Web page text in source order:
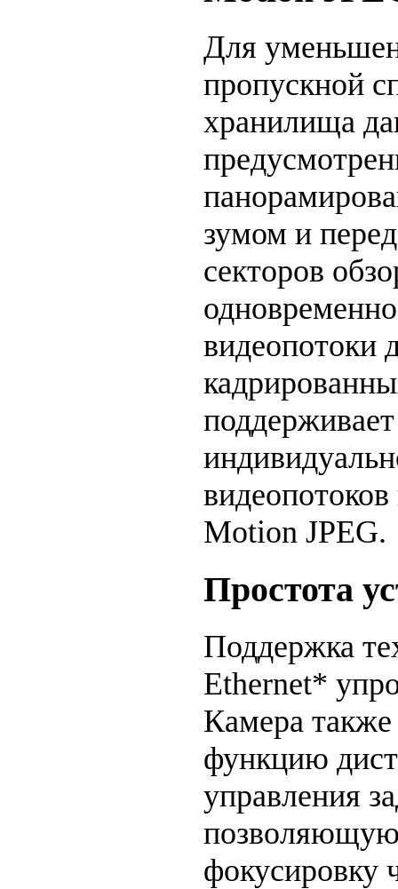
Для
пропускной
хранилища
зумом и
секторов
видеопотоки
Motion JPEG.
Простота
Поддержка
Ethernet*
Камера
функцию
управления
позволяющую
фокусировку